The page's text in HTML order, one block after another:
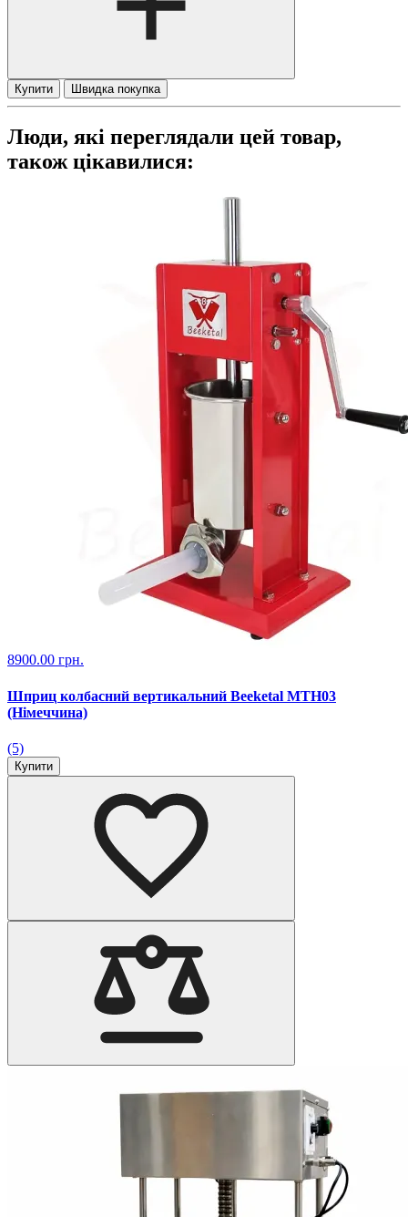
Купити Швидка покупка
Люди, які переглядали цей товар,
також цікавилися:
8900.00 грн.
Шприц колбасний вертикальний Beeketal MTH03
(Німеччина)
(5)
Купити